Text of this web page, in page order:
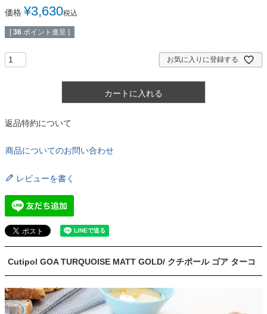
価格 ¥3,630税込
[ 36 ポイント進呈 ]
お気に入りに登録する
カートに入れる
返品特約について
商品についてのお問い合わせ
レビューを書く
Cutipol GOA TURQUOISE MATT GOLD/ クチポール ゴア ターコ
イズ マットゴールド